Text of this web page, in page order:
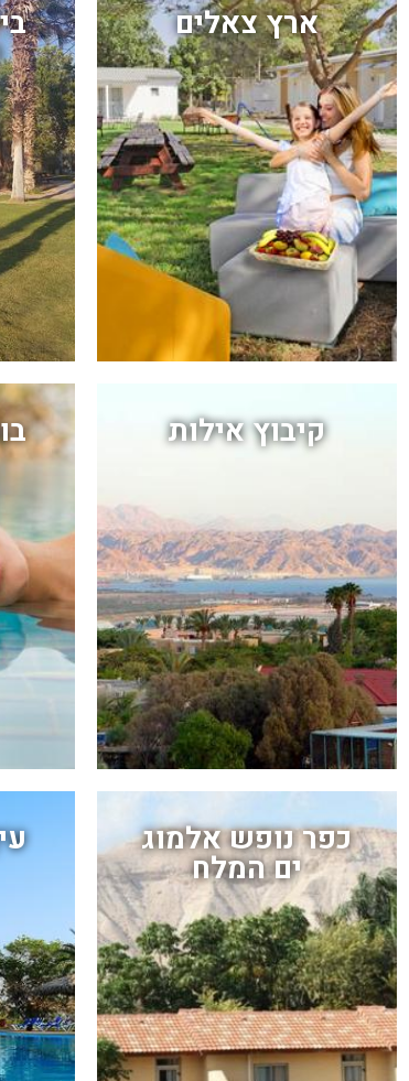
ארץ צאלים
קיבוץ אילות
כפר נופש אלמוג
ים המלח